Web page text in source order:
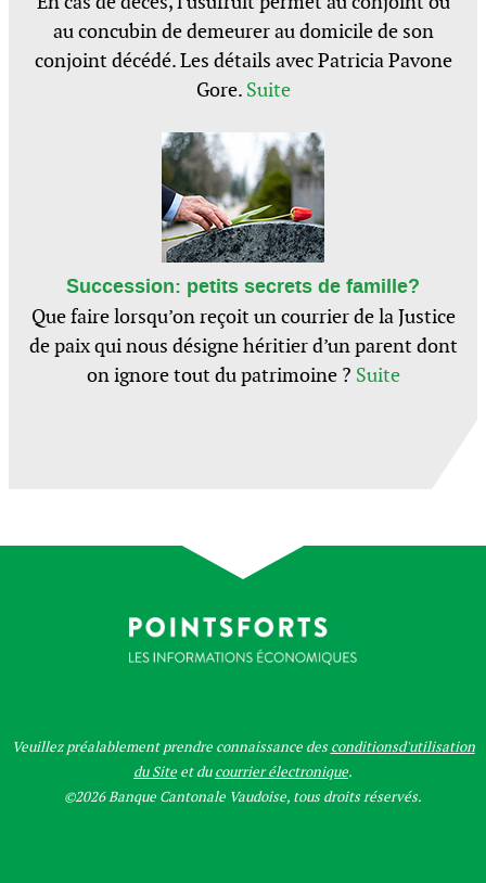
au concubin de demeurer au domicile de son
conjoint décédé. Les détails avec Patricia Pavone
Gore. Suite
Succession: petits secrets de famille?
Que faire lorsqu’on reçoit un courrier de la Justice
de paix qui nous désigne héritier d’un parent dont
on ignore tout du patrimoine ? Suite
Veuillez préalablement prendre connaissance desconditionsd'utilisation
du Site et ducourrier électronique.
©2026 Banque Cantonale Vaudoise, tous droits réservés.